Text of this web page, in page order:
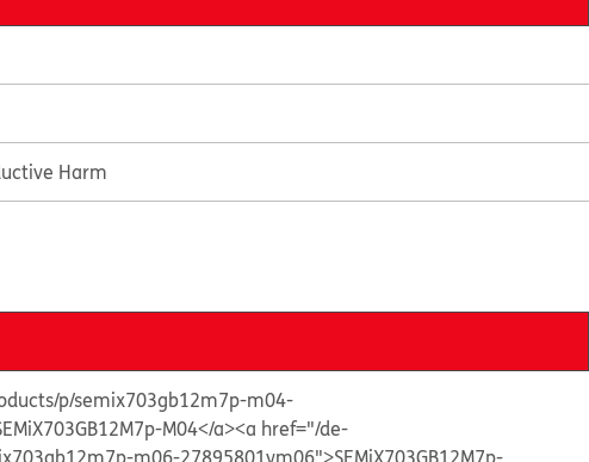
Harm
p/semix703gb12m7p-m04-
M04</a><a href="/de-